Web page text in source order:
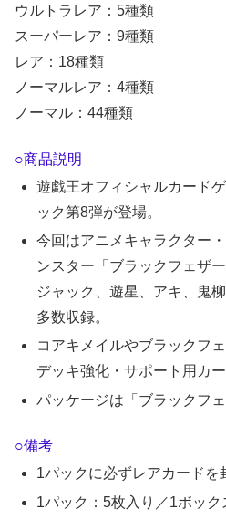
ウルトラレア：5種類
スーパーレア：9種類
レア：18種類
ノーマルレア：4種類
ノーマル：44種類
○商品説明
遊戯王オフィシャルカード
ック第8弾が登場。
今回はアニメキャラクター
ンスター「ブラックフェザ
ジャック、遊星、アキ、鬼
多数収録。
コアキメイルやブラックフ
デッキ強化・サポート用カー
パッケージは「ブラックフ
○備考
1パックに必ずレアカードを
1パック：5枚入り／1ボック